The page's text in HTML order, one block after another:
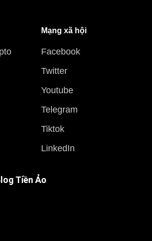
Mạng xã hội
Facebook
Twitter
Youtube
Telegram
Tiktok
LinkedIn
Tiền Ảo